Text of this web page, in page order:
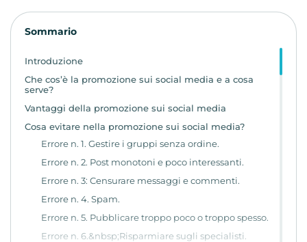
Sommario
Introduzione
Che cos’è la promozione sui social media e a cosa
serve?
Vantaggi della promozione sui social media
Cosa evitare nella promozione sui social media?
Errore n. 1. Gestire i gruppi senza ordine.
Errore n. 2. Post monotoni e poco interessanti.
Errore n. 3: Censurare messaggi e commenti.
Errore n. 4. Spam.
Errore n. 5. Pubblicare troppo poco o troppo spesso.
Errore n. 6.&nbsp;Risparmiare sugli specialisti.